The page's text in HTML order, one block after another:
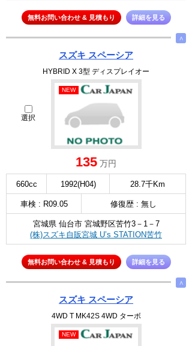
無料お問い合わせ & 見積もり 詳細を見る
∧
スズキ スペーシア
HYBRID X 3型 ディスプレイオー
選択
NEW
135 万円
660cc 1992(H04) 28.7千Km
車検 : R09.05 修復歴 : 無し
宮城県 仙台市 宮城野区苦竹3－1－7
(株)スズキ自販宮城 U’s STATION苦竹
無料お問い合わせ & 見積もり 詳細を見る
∧
スズキ スペーシア
4WD T MK42S 4WD ターボ
NEW